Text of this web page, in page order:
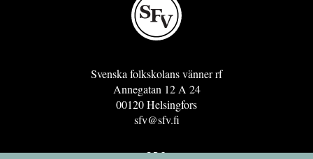
Svenska folkskolans vänner rf
Annegatan 12 A 24
00120 Helsingfors
sfv@sfv.fi
GRO